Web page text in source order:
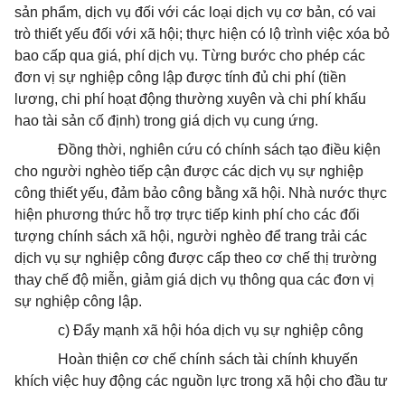
sản phẩm, dịch vụ đối với các loại dịch vụ cơ bản, có vai
trò thiết yếu đối với xã hội; thực hiện có lộ trình việc xóa bỏ
bao cấp qua giá, phí dịch vụ. Từng bước cho phép các
đơn vị sự nghiệp công lập được tính đủ chi phí (tiền
lương, chi phí hoạt động thường xuyên và chi phí khấu
hao tài sản cố định) trong giá dịch vụ cung ứng.
Đồng thời, nghiên cứu có chính sách tạo điều kiện
cho người nghèo tiếp cận được các dịch vụ sự nghiệp
công thiết yếu, đảm bảo công bằng xã hội. Nhà nước thực
hiện phương thức hỗ trợ trực tiếp kinh phí cho các đối
tượng chính sách xã hội, người nghèo để trang trải các
dịch vụ sự nghiệp công được cấp theo cơ chế thị trường
thay chế độ miễn, giảm giá dịch vụ thông qua các đơn vị
sự nghiệp công lập.
c) Đẩy mạnh xã hội hóa dịch vụ sự nghiệp công
Hoàn thiện cơ chế chính sách tài chính khuyến
khích việc huy động các nguồn lực trong xã hội cho đầu tư